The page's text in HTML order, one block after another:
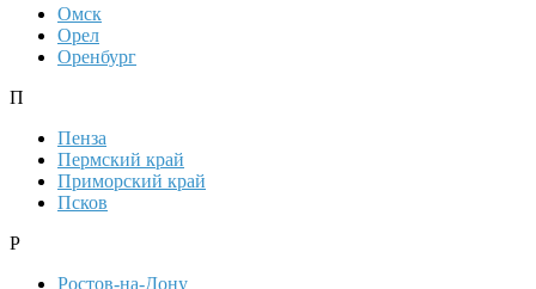
Омск
Орел
Оренбург
П
Пенза
Пермский край
Приморский край
Псков
Р
Ростов-на-Дону